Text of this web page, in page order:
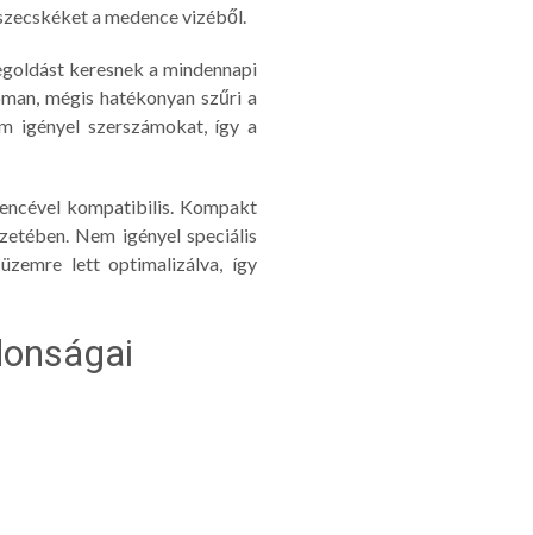
a medence vizéből.
keresnek a mindennapi
mégis hatékonyan szűri a
igényel szerszámokat, így a
kompatibilis. Kompakt
Nem igényel speciális
lett optimalizálva, így